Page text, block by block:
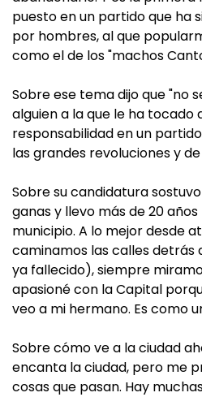
puesto en un partido que ha
por hombres, al que
como el de los "machos
Sobre ese tema dijo que "no
alguien a la que le ha tocado
responsabilidad en un
las grandes revoluciones y
Sobre su candidatura
ganas y llevo más de 20
municipio. A lo mejor desde
caminamos las calles detrás
ya fallecido), siempre
apasioné con la Capital
veo a mi hermano. Es como
Sobre cómo ve a la ciudad
encanta la ciudad, pero me
cosas que pasan. Hay